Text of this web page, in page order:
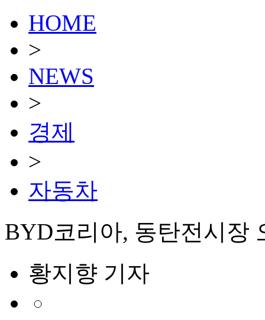
HOME
>
NEWS
>
경제
>
자동차
BYD코리아, 동탄전시장
황지향 기자